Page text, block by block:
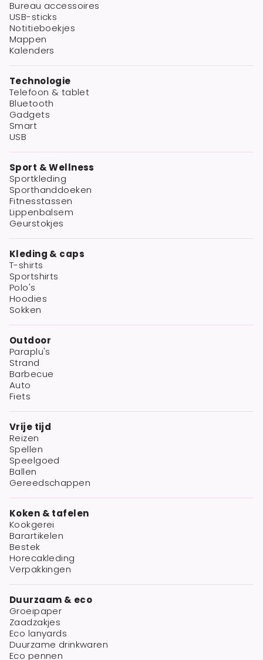
Bureau accessoires
USB-sticks
Notitieboekjes
Mappen
Kalenders
Technologie
Telefoon & tablet
Bluetooth
Gadgets
Smart
USB
Sport & Wellness
Sportkleding
Sporthanddoeken
Fitnesstassen
Lippenbalsem
Geurstokjes
Kleding & caps
T-shirts
Sportshirts
Polo's
Hoodies
Sokken
Outdoor
Paraplu's
Strand
Barbecue
Auto
Fiets
Vrije tijd
Reizen
Spellen
Speelgoed
Ballen
Gereedschappen
Koken & tafelen
Kookgerei
Barartikelen
Bestek
Horecakleding
Verpakkingen
Duurzaam & eco
Groeipaper
Zaadzakjes
Eco lanyards
Duurzame drinkwaren
Eco pennen